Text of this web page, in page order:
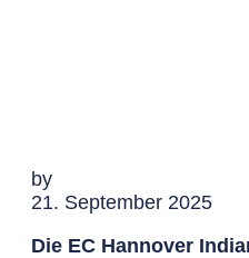
by
21. September 2025
Die EC Hannover